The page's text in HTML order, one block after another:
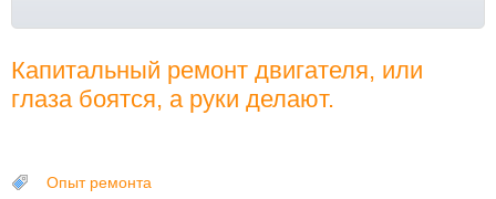
Капитальный ремонт двигателя, или
глаза боятся, а руки делают.
Опыт ремонта